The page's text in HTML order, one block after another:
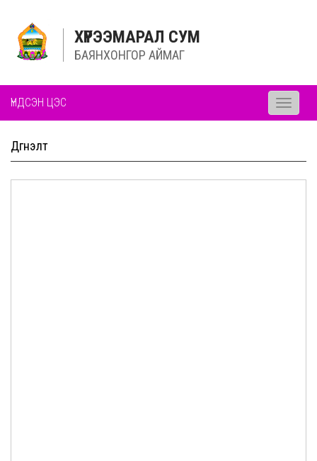
ХҮРЭЭМАРАЛ СУМ
БАЯНХОНГОР АЙМАГ
ҮНДСЭН ЦЭС
Toggle
Дүгнэлт